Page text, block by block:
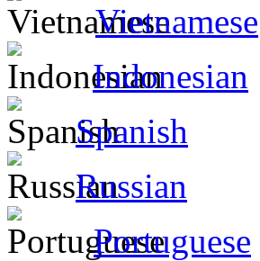
Vietnamese
Indonesian
Spanish
Russian
Portuguese